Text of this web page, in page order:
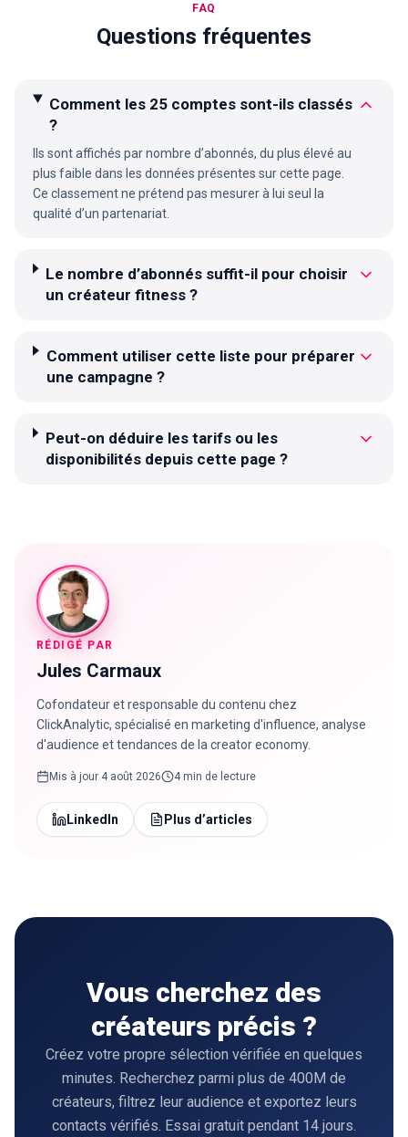
FAQ
Questions fréquentes
Comment les 25 comptes sont-ils classés
?
Ils sont affichés par nombre d’abonnés, du plus élevé au
plus faible dans les données présentes sur cette page.
Ce classement ne prétend pas mesurer à lui seul la
qualité d’un partenariat.
Le nombre d’abonnés suffit-il pour choisir
un créateur fitness ?
Comment utiliser cette liste pour préparer
une campagne ?
Peut-on déduire les tarifs ou les
disponibilités depuis cette page ?
RÉDIGÉ PAR
Jules Carmaux
Cofondateur et responsable du contenu chez
ClickAnalytic, spécialisé en marketing d'influence, analyse
d'audience et tendances de la creator economy.
Mis à jour 4 août 2026 4 min de lecture
LinkedIn Plus d’articles
Vous cherchez des
créateurs précis ?
Créez votre propre sélection vérifiée en quelques
minutes. Recherchez parmi plus de 400M de
créateurs, filtrez leur audience et exportez leurs
contacts vérifiés. Essai gratuit pendant 14 jours.